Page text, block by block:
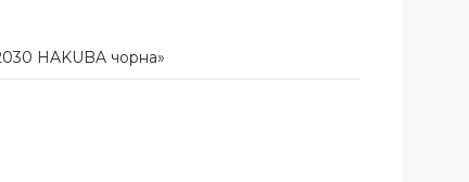
HAKUBA чорна»